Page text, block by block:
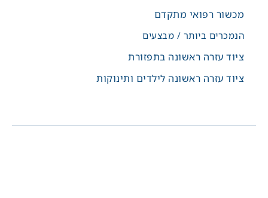
מכשור רפואי מתקדם
הנמכרים ביותר / מבצעים
ציוד עזרה ראשונה בתפזורת
ציוד עזרה ראשונה לילדים ותינוקות